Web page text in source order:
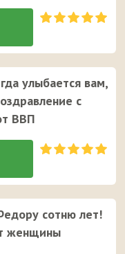
улыбается вам,
с
ВВП
сотню лет!
женщины